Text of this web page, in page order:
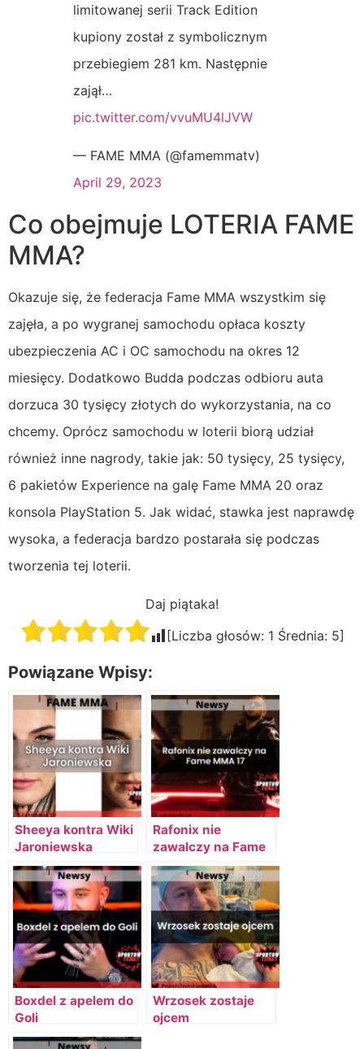
limitowanej serii Track Edition
kupiony został z symbolicznym
przebiegiem 281 km. Następnie
zajął…
pic.twitter.com/vvuMU4lJVW
— FAME MMA (@famemmatv)
April 29, 2023
Co obejmuje LOTERIA FAME
MMA?
Okazuje się, że federacja Fame MMA wszystkim się
zajęła, a po wygranej samochodu opłaca koszty
ubezpieczenia AC i OC samochodu na okres 12
miesięcy. Dodatkowo Budda podczas odbioru auta
dorzuca 30 tysięcy złotych do wykorzystania, na co
chcemy. Oprócz samochodu w loterii biorą udział
również inne nagrody, takie jak: 50 tysięcy, 25 tysięcy,
6 pakietów Experience na galę Fame MMA 20 oraz
konsola PlayStation 5. Jak widać, stawka jest naprawdę
wysoka, a federacja bardzo postarała się podczas
tworzenia tej loterii.
Daj piątaka!
[Liczba głosów: 1 Średnia: 5]
Powiązane Wpisy:
Sheeya kontra Wiki
Jaroniewska
Rafonix nie
zawalczy na Fame
MMA 17
Boxdel z apelem do
Goli
Wrzosek zostaje
ojcem